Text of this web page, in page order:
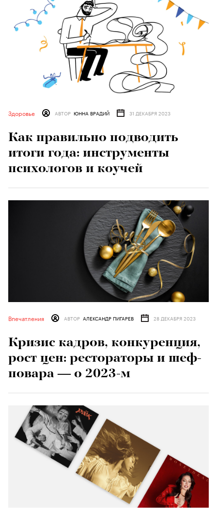
Здоровье АВТОР ЮННА ВРАДИЙ 31 ДЕКАБРЯ 2023
Как правильно подводить
итоги года: инструменты
психологов и коучей
Впечатления АВТОР АЛЕКСАНДР ПИГАРЕВ 28 ДЕКАБРЯ 2023
Кризис кадров, конкуренция,
рост цен: рестораторы и шеф-
повара — о 2023-м